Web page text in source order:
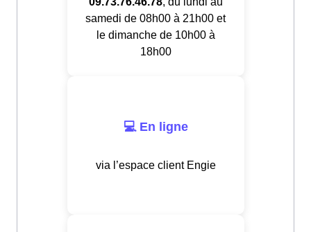
samedi de 08h00 à 21h00 et
le dimanche de 10h00 à
18h00
💻 En ligne
via l’espace client Engie